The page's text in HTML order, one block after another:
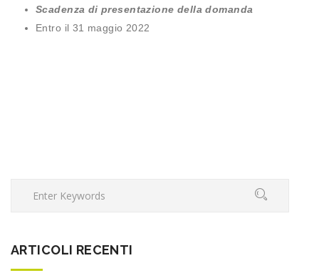
Scadenza di presentazione della domanda
Entro il 31 maggio 2022
ARTICOLI RECENTI